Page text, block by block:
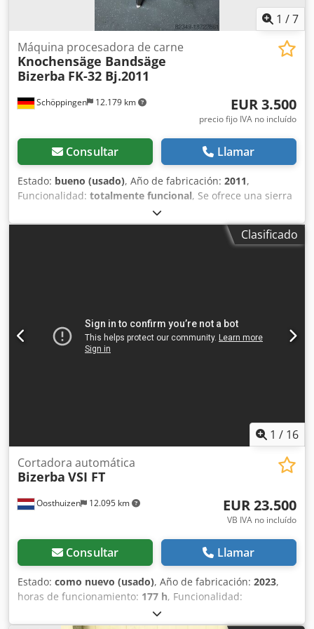
1 /7
Schöppingen 12.179 km
Máquina procesadora de carne
Knochensäge Bandsäge
Bizerba FK-32 Bj.2011
EUR 3.500
precio fijo IVA no incluído
Consultar Llamar
Estado: bueno (usado), Año de fabricación: 2011,
Funcionalidad: totalmente funcional, Se ofrece una sierra
de cinta para huesos Bizerba FK-32 Bj.2011 La máquina
está completamente funcional. Más información bajo
petición. Djdpfev Npbqox Ab Iokr ¡Pago en efectivo o por
Clasificado
1 / 16
Oosthuizen 12.095 km
Cortadora automática
Bizerba VSI FT
EUR 23.500
VB IVA no incluído
Consultar Llamar
Estado: como nuevo (usado), Año de fabricación: 2023,
horas de funcionamiento: 177 h, Funcionalidad:
, peso total:
entrada:240 V, año de la última revisión:2025, altura del